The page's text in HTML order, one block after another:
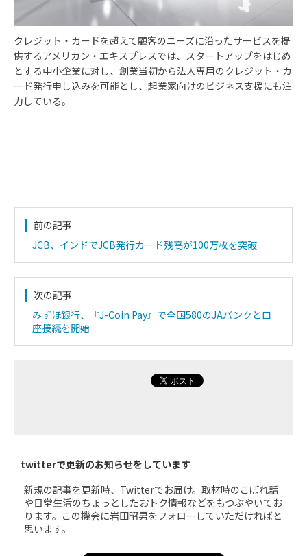
クレジット・カードを超えて顧客のニーズに沿ったサービスを提
供するアメリカン・エキスプレスでは、スタートアップをはじめ
とする中小企業に対し、創業当初から法人専用のクレジット・カ
ード発行申し込みを可能とし、起業家向けのビジネス支援にも注
力している。
前の記事
JCB、インドでJCB発行カード残高が100万枚を突破
次の記事
みずほ銀行、『J-Coin Pay』で全国580のJAバンクと口
座接続を開始
twitterで更新のお知らせをしています
新規の記事を更新時、Twitterでお届け。取材時のこぼれ話
や日常生活のちょっとしたおトク情報などをもつぶやいてお
ります。この機会に岩田昭男をフォローしていただければと
思います。